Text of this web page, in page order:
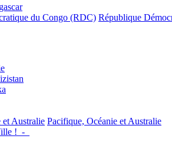
du Congo (RDC) République
et Australie Pacifique, Océanie et Australie
!_-_